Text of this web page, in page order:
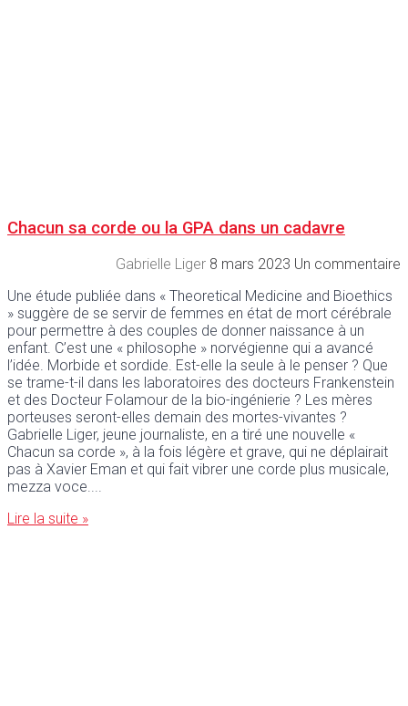
Chacun sa corde ou la GPA dans un cadavre
Gabrielle Liger 8 mars 2023 Un commentaire
Une étude publiée dans « Theoretical Medicine and Bioethics
» suggère de se servir de femmes en état de mort cérébrale
pour permettre à des couples de donner naissance à un
enfant. C’est une « philosophe » norvégienne qui a avancé
l’idée. Morbide et sordide. Est-elle la seule à le penser ? Que
se trame-t-il dans les laboratoires des docteurs Frankenstein
et des Docteur Folamour de la bio-ingénierie ? Les mères
porteuses seront-elles demain des mortes-vivantes ?
Gabrielle Liger, jeune journaliste, en a tiré une nouvelle «
Chacun sa corde », à la fois légère et grave, qui ne déplairait
pas à Xavier Eman et qui fait vibrer une corde plus musicale,
mezza voce.
Lire la suite »